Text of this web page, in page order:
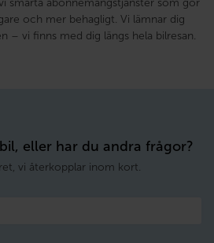
och mer behagligt. Vi lämnar dig
– vi finns med dig längs hela bilresan.
eller har du andra frågor?
vi återkopplar inom kort.